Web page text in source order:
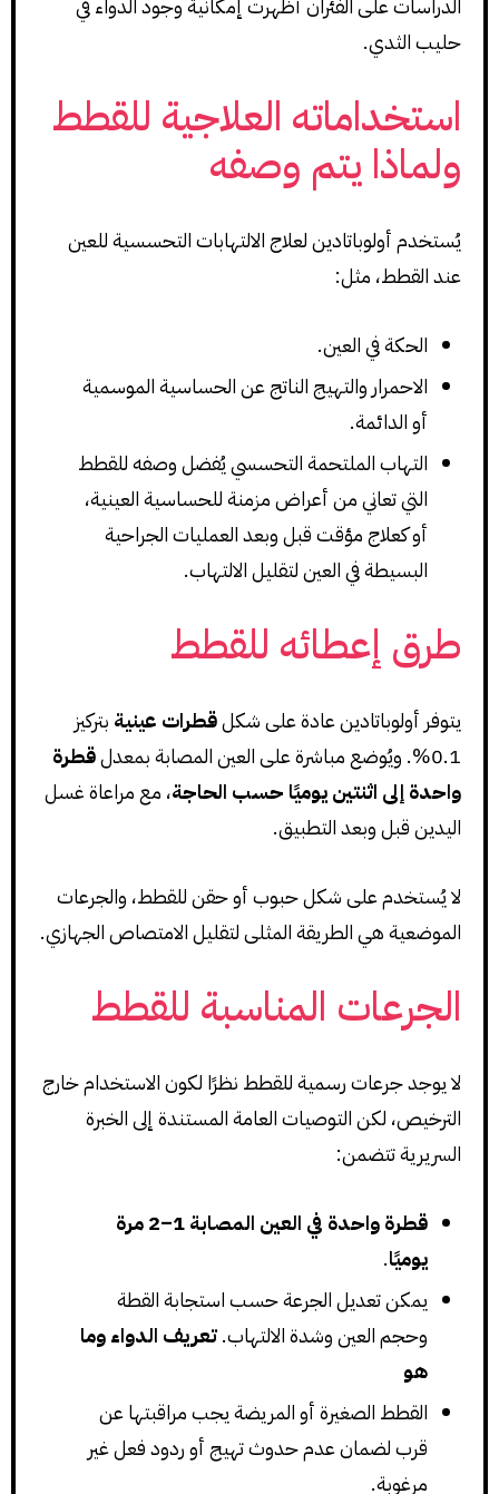
الدراسات على الفئران أظهرت إمكانية وجود الدواء في
حليب الثدي.
استخداماته العلاجية للقطط
ولماذا يتم وصفه
يُستخدم أولوباتادين لعلاج الالتهابات التحسسية للعين
عند القطط، مثل:
الحكة في العين.
الاحمرار والتهيج الناتج عن الحساسية الموسمية
أو الدائمة.
التهاب الملتحمة التحسسي يُفضل وصفه للقطط
التي تعاني من أعراض مزمنة للحساسية العينية،
أو كعلاج مؤقت قبل وبعد العمليات الجراحية
البسيطة في العين لتقليل الالتهاب.
طرق إعطائه للقطط
يتوفر أولوباتادين عادة على شكلقطرات عينية بتركيز
0.1%. ويُوضع مباشرة على العين المصابة بمعدل
قطرة
واحدة إلى اثنتين يوميًا حسب الحاجة، مع مراعاة غسل
اليدين قبل وبعد التطبيق.
لا يُستخدم على شكل حبوب أو حقن للقطط، والجرعات
الموضعية هي الطريقة المثلى لتقليل الامتصاص الجهازي.
الجرعات المناسبة للقطط
لا يوجد جرعات رسمية للقطط نظرًا لكون الاستخدام خارج
الترخيص، لكن التوصيات العامة المستندة إلى الخبرة
السريرية تتضمن:
قطرة واحدة في العين المصابة 1–2 مرة
يوميًا.
يمكن تعديل الجرعة حسب استجابة القطة
وحجم العين وشدة الالتهاب.تعريف الدواء وما
هو
القطط الصغيرة أو المريضة يجب مراقبتها عن
قرب لضمان عدم حدوث تهيج أو ردود فعل غير
مرغوبة.